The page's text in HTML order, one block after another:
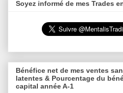
Soyez informé de mes Trades
Bénéfice net de mes ventes
latentes & Pourcentage du
capital année A-1